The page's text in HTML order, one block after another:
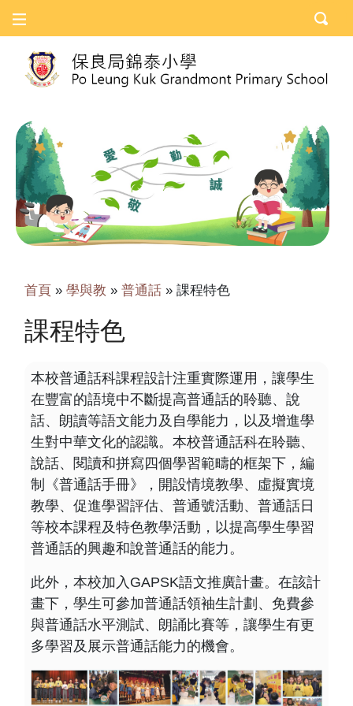
首頁 » 學與教 » 普通話 » 課程特色
課程特色
本校普通話科課程設計注重實際運用，讓學生
在豐富的語境中不斷提高普通話的聆聽、說
話、朗讀等語文能力及自學能力，以及增進學
生對中華文化的認識。本校普通話科在聆聽、
說話、閱讀和拼寫四個學習範疇的框架下，編
制《普通話手冊》，開設情境教學、虛擬實境
教學、促進學習評估、普通號活動、普通話日
等校本課程及特色教學活動，以提高學生學習
普通話的興趣和說普通話的能力。
此外，本校加入GAPSK語文推廣計畫。在該計
畫下，學生可參加普通話領袖生計劃、免費參
與普通話水平測試、朗誦比賽等，讓學生有更
多學習及展示普通話能力的機會。